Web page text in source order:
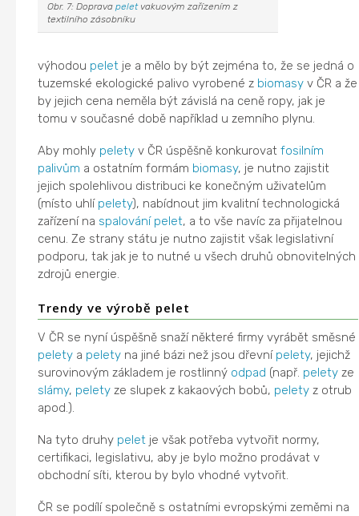
Obr. 7: Dopravapeletvakuovým zařízením z
textilního zásobníku
výhodou pelet je a mělo by být zejména to, že se jedná o
tuzemské ekologické palivo vyrobené z biomasy v ČR a že
by jejich cena neměla být závislá na ceně ropy, jak je
tomu v současné době například u zemního plynu.
Aby mohly pelety v ČR úspěšně konkurovatfosilním
palivům a ostatním formám biomasy, je nutno zajistit
jejich spolehlivou distribuci ke konečným uživatelům
(místo uhlí pelety), nabídnout jim kvalitní technologická
zařízení na spalování pelet, a to vše navíc za přijatelnou
cenu. Ze strany státu je nutno zajistit však legislativní
podporu, tak jak je to nutné u všech druhů obnovitelných
zdrojů energie.
Trendy ve výrobě pelet
V ČR se nyní úspěšně snaží některé firmy vyrábět směsné
pelety a pelety na jiné bázi než jsou dřevní pelety, jejichž
surovinovým základem je rostlinný odpad (např. pelety ze
slámy, pelety ze slupek z kakaových bobů, pelety z otrub
apod.).
Na tyto druhy pelet je však potřeba vytvořit normy,
certifikaci, legislativu, aby je bylo možno prodávat v
obchodní síti, kterou by bylo vhodné vytvořit.
ČR se podílí společně s ostatními evropskými zeměmi na